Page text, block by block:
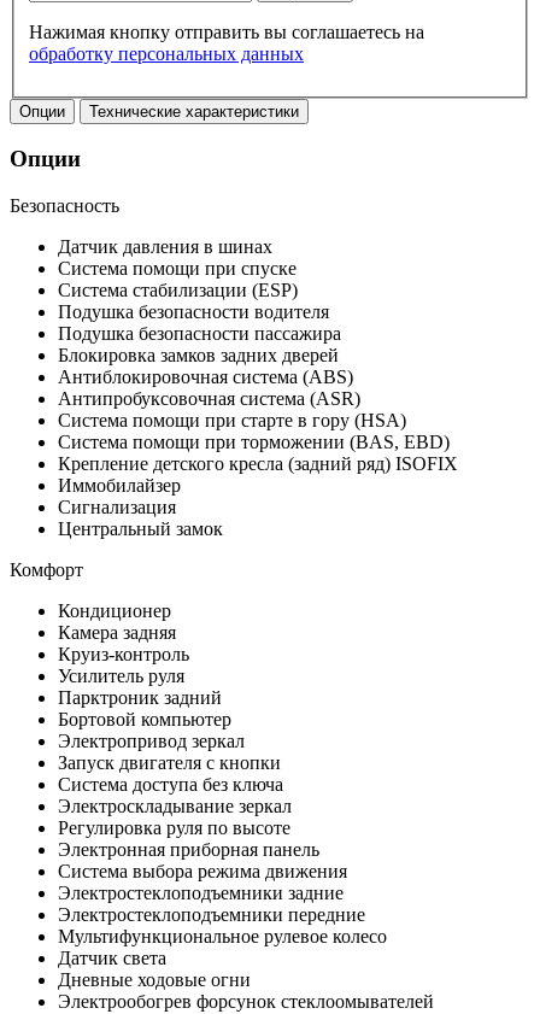
Нажимая кнопку отправить вы соглашаетесь на
обработку персональных данных
Опции Технические характеристики
Опции
Безопасность
Датчик давления в шинах
Система помощи при спуске
Система стабилизации (ESP)
Подушка безопасности водителя
Подушка безопасности пассажира
Блокировка замков задних дверей
Антиблокировочная система (ABS)
Антипробуксовочная система (ASR)
Система помощи при старте в гору (HSA)
Система помощи при торможении (BAS, EBD)
Крепление детского кресла (задний ряд) ISOFIX
Иммобилайзер
Сигнализация
Центральный замок
Комфорт
Кондиционер
Камера задняя
Круиз-контроль
Усилитель руля
Парктроник задний
Бортовой компьютер
Электропривод зеркал
Запуск двигателя с кнопки
Система доступа без ключа
Электроскладывание зеркал
Регулировка руля по высоте
Электронная приборная панель
Система выбора режима движения
Электростеклоподъемники задние
Электростеклоподъемники передние
Мультифункциональное рулевое колесо
Датчик света
Дневные ходовые огни
Электрообогрев форсунок стеклоомывателей